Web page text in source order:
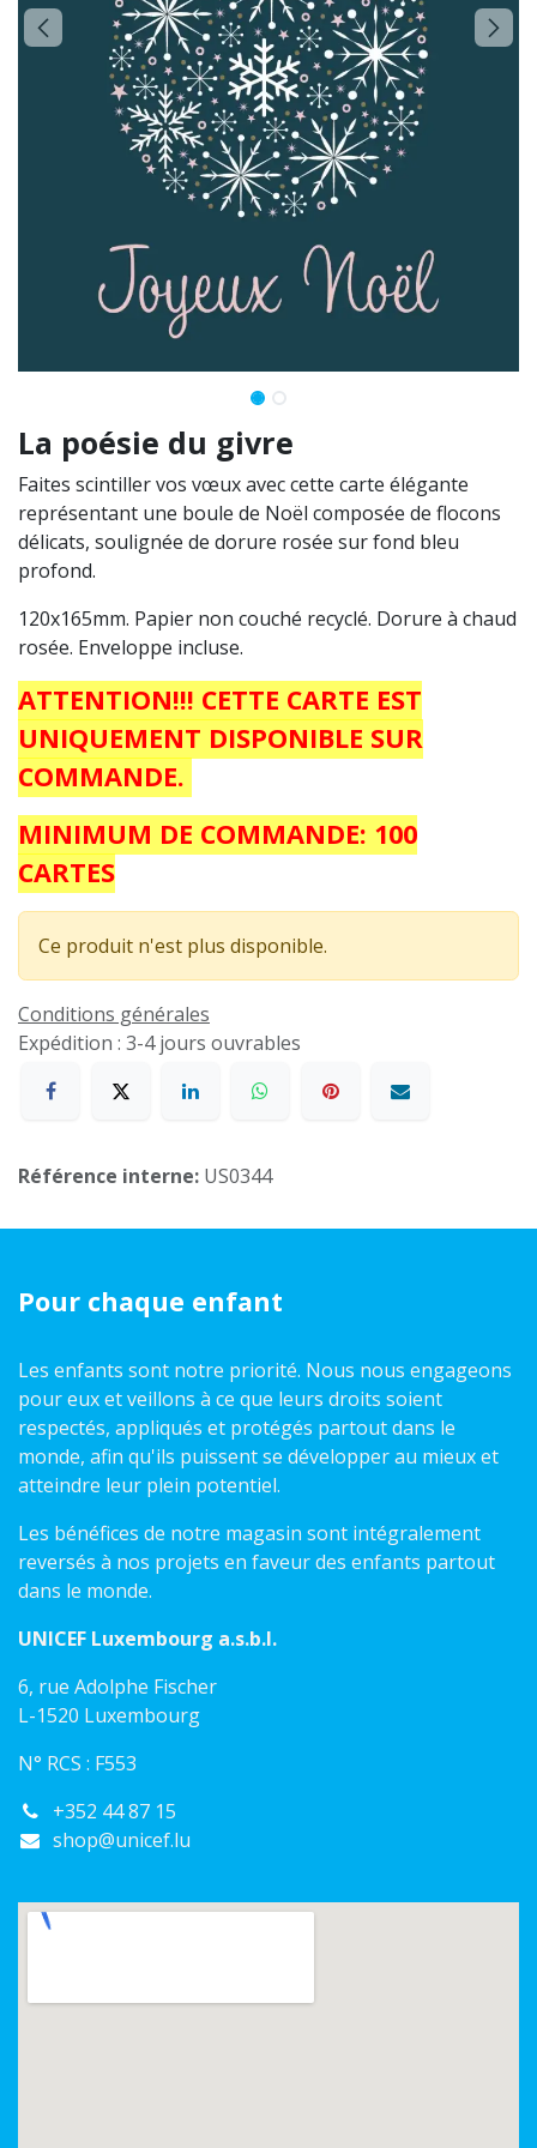
La poésie du givre
Faites scintiller vos vœux avec cette carte élégante
représentant une boule de Noël composée de flocons
délicats, soulignée de dorure rosée sur fond bleu
profond.
120x165mm. Papier non couché recyclé. Dorure à chaud
rosée. Enveloppe incluse.
ATTENTION!!! CETTE CARTE EST
UNIQUEMENT DISPONIBLE SUR
COMMANDE.
MINIMUM DE COMMANDE: 100
CARTES
Ce produit n'est plus disponible.
Conditions générales
Expédition : 3-4 jours ouvrables
Référence interne: US0344
Pour chaque enfant
Les enfants sont notre priorité. Nous nous engageons
pour eux et veillons à ce que leurs droits soient
respectés, appliqués et protégés partout dans le
monde, afin qu'ils puissent se développer au mieux et
atteindre leur plein potentiel.
Les bénéfices de notre magasin sont intégralement
reversés à nos projets en faveur des enfants partout
dans le monde.
UNICEF Luxembourg a.s.b.l.
6, rue Adolphe Fischer
L-1520 Luxembourg
N° RCS : F553
+352 44 87 15
shop@unicef.lu